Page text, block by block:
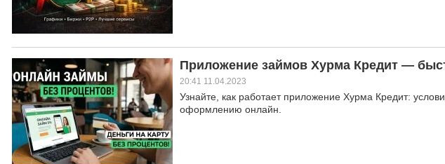
Приложение займов Хурма Кредит —
20:41 11.04.2023
Узнайте, как работает приложение Хурма Кредит:
оформлению онлайн.